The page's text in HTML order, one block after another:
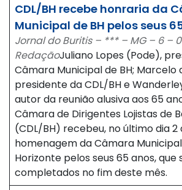
CDL/BH recebe honraria da
Municipal de BH pelos seus
Jornal do Buritis – *** – MG – 6 –
RedaçãoJuliano Lopes (Pode),
Câmara Municipal de BH; Marcelo
presidente da CDL/BH e
autor da reunião alusiva aos 65
Câmara de Dirigentes Lojistas de
(CDL/BH) recebeu, no último dia 2
homenagem da Câmara
Horizonte pelos seus 65 anos, que
completados no fim deste mês.